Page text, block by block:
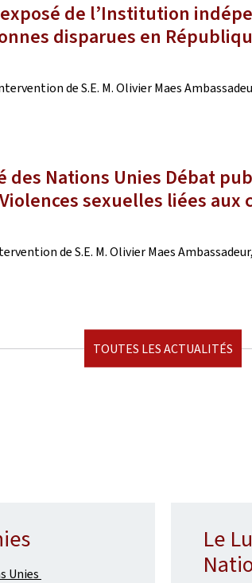
de l’Institution
disparues en
de S.E. M. Olivier Maes
des Nations Unies Débat
sexuelles liées aux
de S.E. M. Olivier Maes
TOUTES LES ACTUALITÉS
Unies
Le